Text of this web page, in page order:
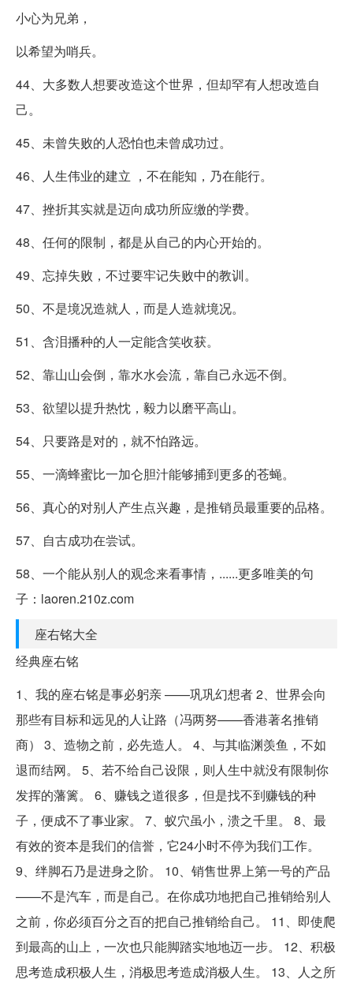
小心为兄弟，
以希望为哨兵。
44、大多数人想要改造这个世界，但却罕有人想改造自
己。
45、未曾失败的人恐怕也未曾成功过。
46、人生伟业的建立 ，不在能知，乃在能行。
47、挫折其实就是迈向成功所应缴的学费。
48、任何的限制，都是从自己的内心开始的。
49、忘掉失败，不过要牢记失败中的教训。
50、不是境况造就人，而是人造就境况。
51、含泪播种的人一定能含笑收获。
52、靠山山会倒，靠水水会流，靠自己永远不倒。
53、欲望以提升热忱，毅力以磨平高山。
54、只要路是对的，就不怕路远。
55、一滴蜂蜜比一加仑胆汁能够捕到更多的苍蝇。
56、真心的对别人产生点兴趣，是推销员最重要的品格。
57、自古成功在尝试。
58、一个能从别人的观念来看事情，......更多唯美的句
子：laoren.210z.com
座右铭大全
经典座右铭
1、我的座右铭是事必躬亲 ——巩巩幻想者 2、世界会向
那些有目标和远见的人让路（冯两努——香港著名推销
商） 3、造物之前，必先造人。 4、与其临渊羡鱼，不如
退而结网。 5、若不给自己设限，则人生中就没有限制你
发挥的藩篱。 6、赚钱之道很多，但是找不到赚钱的种
子，便成不了事业家。 7、蚁穴虽小，溃之千里。 8、最
有效的资本是我们的信誉，它24小时不停为我们工作。
9、绊脚石乃是进身之阶。 10、销售世界上第一号的产品
——不是汽车，而是自己。在你成功地把自己推销给别人
之前，你必须百分之百的把自己推销给自己。 11、即使爬
到最高的山上，一次也只能脚踏实地地迈一步。 12、积极
思考造成积极人生，消极思考造成消极人生。 13、人之所